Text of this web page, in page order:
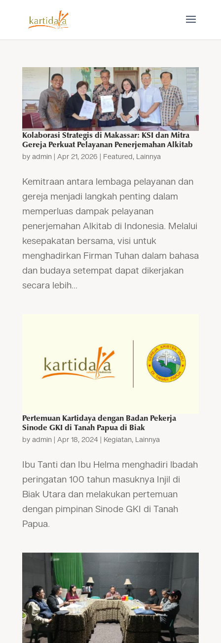
Kolaborasi Strategis di Makassar: KSI dan Mitra
Gereja Perkuat Pelayanan Penerjemahan Alkitab
by admin| Apr 21, 2026 Featured, Lainnya
Kemitraan antara lembaga pelayanan dan
gereja menjadi langkah penting dalam
memperluas dampak pelayanan
penerjemahan Alkitab di Indonesia. Melalui
kesepakatan bersama, visi untuk
menghadirkan Firman Tuhan dalam bahasa
dan budaya setempat dapat dikerjakan
secara lebih...
Pertemuan Kartidaya dengan Badan Pekerja
Sinode GKI di Tanah Papua di Biak
by admin| Apr 18, 2024 | Kegiatan, Lainnya
Ibu Tanti dan Ibu Helma menghadiri lbadah
peringatan 100 tahun masuknya Injil di
Biak Utara dan melakukan pertemuan
dengan pimpinan Sinode GKI di Tanah
Papua.